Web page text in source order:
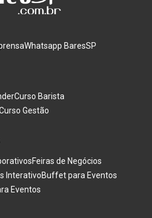
Whatsapp BaresSP
Curso Barista
Gestão
Feiras de Negócios
InterativoBuffet para Eventos
Eventos